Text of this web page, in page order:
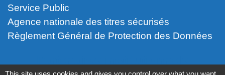
Service Public
Agence nationale des titres sécurisés
Règlement Général de Protection des Données